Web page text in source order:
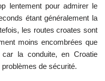
lentement pour admirer le
étant généralement la
les routes croates sont
moins encombrées que
la conduite, en Croatie
de sécurité.